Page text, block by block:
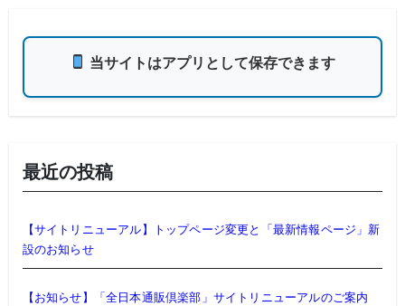
当サイトはアプリとして保存できます
最近の投稿
【サイトリニューアル】トップページ変更と「最新情報ページ」新
設のお知らせ
【お知らせ】「全日本通販倶楽部」サイトリニューアルのご案内